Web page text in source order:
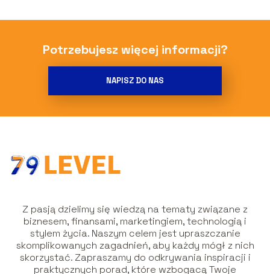
Potrzebujesz więcej informacji?
NAPISZ DO NAS
Z pasją dzielimy się wiedzą na tematy związane z
biznesem, finansami, marketingiem, technologią i
stylem życia. Naszym celem jest upraszczanie
skomplikowanych zagadnień, aby każdy mógł z nich
skorzystać. Zapraszamy do odkrywania inspiracji i
praktycznych porad, które wzbogacą Twoje